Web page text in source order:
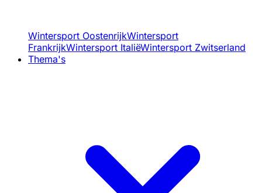
Wintersport OostenrijkWintersport
FrankrijkWintersport ItaliëWintersport Zwitserland
Thema's